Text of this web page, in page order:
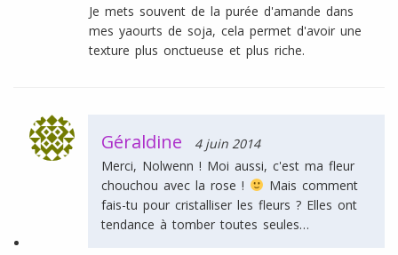
Je mets souvent de la purée d'amande dans
mes yaourts de soja, cela permet d'avoir une
texture plus onctueuse et plus riche.
Géraldine
4 juin 2014
Merci, Nolwenn ! Moi aussi, c'est ma fleur
chouchou avec la rose !
Mais comment
fais-tu pour cristalliser les fleurs ? Elles ont
tendance à tomber toutes seules…